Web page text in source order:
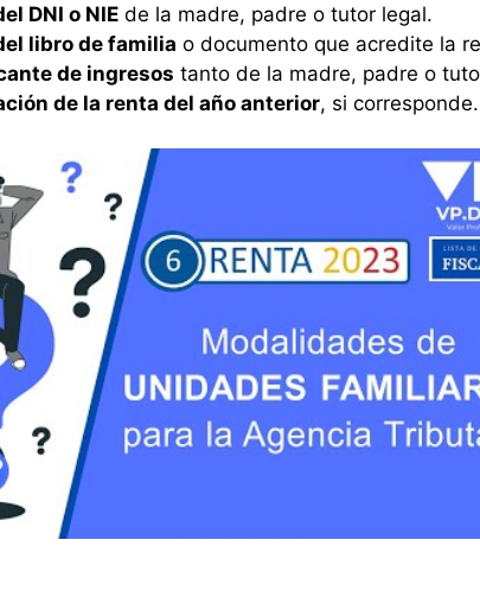
DNI o NIE de la madre, padre o tutor legal.
libro de familia o documento que acredite la
de ingresos tanto de la madre, padre o
de la renta del año anterior, si corresponde.